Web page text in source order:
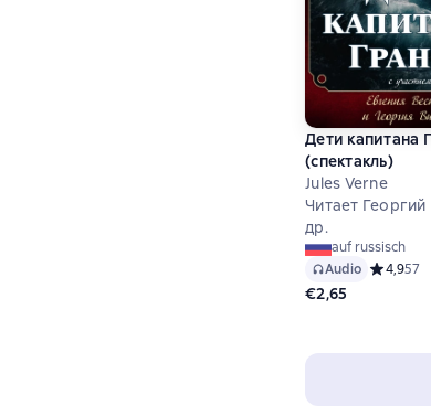
Дети капитана
(спектакль)
Jules Verne
Читает
др.
auf russisch
Audio Средний
4,957
€2,65